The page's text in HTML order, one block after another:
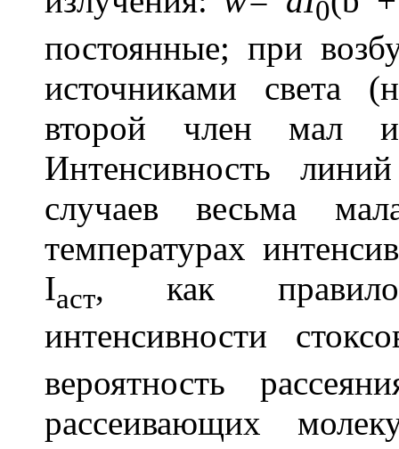
0
постоянные; при
источниками света
второй член мал
Интенсивность
случаев весьма
температурах
Iacт, как
интенсивности
вероятность
рассеивающих